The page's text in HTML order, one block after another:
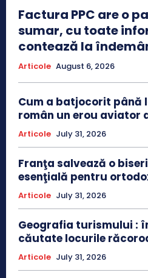
Factura PPC are o
sumar, cu toate
contează la
Articole August 6, 2026
Cum a batjocorit până
român un erou aviator
Articole July 31, 2026
Franţa salvează o
esenţială pentru
Articole July 31, 2026
Geografia turismului :
căutate locurile
Articole July 31, 2026